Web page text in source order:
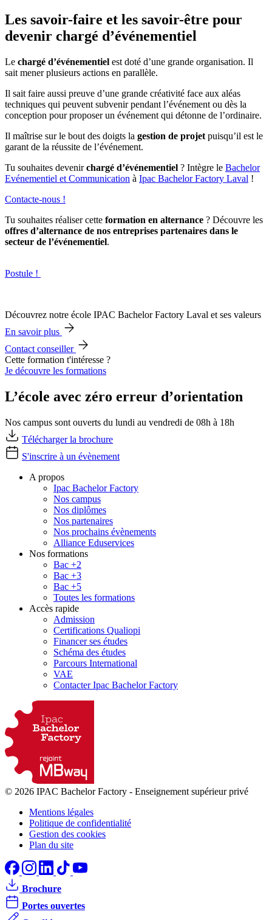
Les savoir-faire et les savoir-être pour
devenir chargé d’événementiel
Le chargé d’événementiel est doté d’une grande organisation. Il
sait mener plusieurs actions en parallèle.
Il sait faire aussi preuve d’une grande créativité face aux aléas
techniques qui peuvent subvenir pendant l’événement ou dès la
conception pour proposer un événement qui détonne de l’ordinaire.
Il maîtrise sur le bout des doigts la gestion de projet puisqu’il est le
garant de la réussite de l’événement.
Tu souhaites devenirchargé d’événementiel ? Intègre le Bachelor
Evénementiel et Communication à Ipac Bachelor Factory Laval !
Contacte-nous !
Tu souhaites réaliser cette formation en alternance ? Découvre les
offres d’alternance de nos entreprises partenaires dans le
secteur de l’événementiel.
Postule !
Découvrez notre école IPAC Bachelor Factory Laval et ses valeurs
En savoir plus
Contact conseiller
Cette formation t'intéresse ?
Je découvre les formations
L’école avec zéro erreur d’orientation
Nos campus sont ouverts du lundi au vendredi de 08h à 18h
Télécharger la brochure
S'inscrire à un évènement
A propos
Ipac Bachelor Factory
Nos campus
Nos diplômes
Nos partenaires
Nos prochains évènements
Alliance Eduservices
Nos formations
Bac +2
Bac +3
Bac +5
Toutes les formations
Accès rapide
Admission
Certifications Qualiopi
Financer ses études
Schéma des études
Parcours International
VAE
Contacter Ipac Bachelor Factory
© 2026 IPAC Bachelor Factory - Enseignement supérieur privé
Mentions légales
Politique de confidentialité
Gestion des cookies
Plan du site
Brochure
Portes ouvertes